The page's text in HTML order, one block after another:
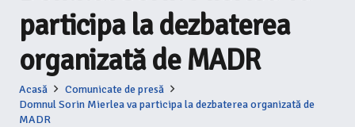
participa la dezbaterea
organizată de MADR
Acasă
Comunicate de presă
Domnul Sorin Mierlea va participa la dezbaterea organizată de
MADR